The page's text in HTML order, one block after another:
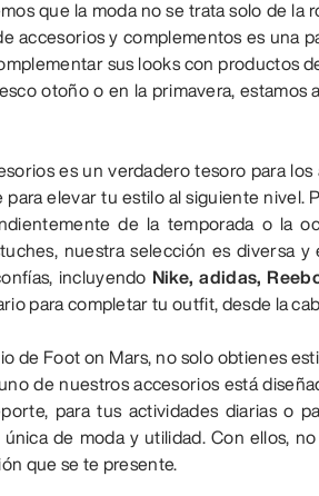
que la moda no se trata solo de la
accesorios y complementos es una
sus looks con productos
otoño o en la primavera,
es un verdadero tesoro para
para elevar tu estilo al siguiente
de la temporada o la
nuestra selección es diversa
incluyendo Nike, adidas,
para completar tu outfit, desde la
de Foot on Mars, no solo obtienes
de nuestros accesorios está
para tus actividades diarias o
de moda y utilidad. Con ellos,
que se te presente.